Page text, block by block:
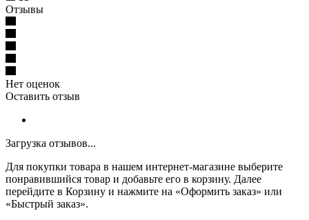
Отзывы
Нет оценок
Оставить отзыв
Загрузка отзывов...
Для покупки товара в нашем интернет-магазине выберите
понравившийся товар и добавьте его в корзину. Далее
перейдите в Корзину и нажмите на «Оформить заказ» или
«Быстрый заказ».